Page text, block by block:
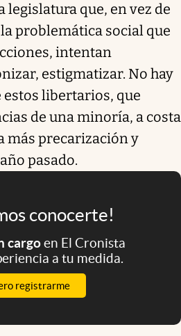
legislatura que, en vez de
problemática social que
intentan
estigmatizar. No hay
estos libertarios, que
de una minoría, a costa
más precarización y
pasado.
conocerte!
cargoen El Cronista
a tu medida.
registrarme